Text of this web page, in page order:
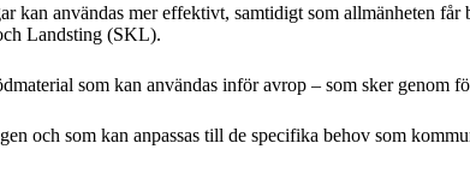
användas mer effektivt, samtidigt som allmänheten får
Landsting (SKL).
som kan användas inför avrop – som sker genom
och som kan anpassas till de specifika behov som